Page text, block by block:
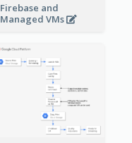
Firebase and
Managed VMs